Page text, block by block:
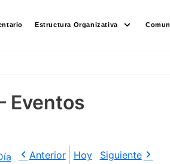
Estructura Organizativa
Eventos
Anterior Hoy
Siguiente